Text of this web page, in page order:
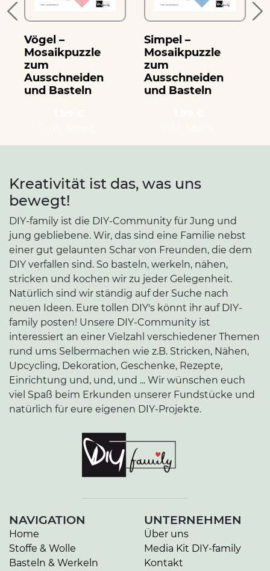
Vögel –
Mosaikpuzzle
zum
Ausschneiden
und Basteln
Simpel –
Mosaikpuzzle
zum
Ausschneiden
und Basteln
Kreativität ist das, was uns
bewegt!
DIY-family ist die DIY-Community für Jung und
jung gebliebene. Wir, das sind eine Familie nebst
einer gut gelaunten Schar von Freunden, die dem
DIY verfallen sind. So basteln, werkeln, nähen,
stricken und kochen wir zu jeder Gelegenheit.
Natürlich sind wir ständig auf der Suche nach
neuen Ideen. Eure tollen DIY's könnt ihr auf DIY-
family posten! Unsere DIY-Community ist
interessiert an einer Vielzahl verschiedener Themen
rund ums Selbermachen wie z.B. Stricken, Nähen,
Upcycling, Dekoration, Geschenke, Rezepte,
Einrichtung und, und, und ... Wir wünschen euch
viel Spaß beim Erkunden unserer Fundstücke und
natürlich für eure eigenen DIY-Projekte.
NAVIGATION
Home
Stoffe & Wolle
Basteln & Werkeln
UNTERNEHMEN
Über uns
Media Kit DIY-family
Kontakt